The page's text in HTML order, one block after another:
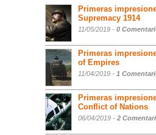
Primeras
Supremacy 1914
11/05/2019 - 0
Primeras
of Empires
11/04/2019 - 1
Primeras
Conflict of Nations
06/04/2019 - 2